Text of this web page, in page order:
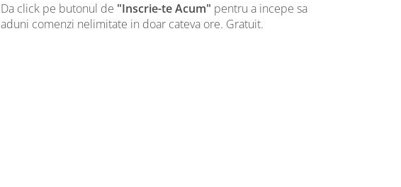
Da click pe butonul de "Inscrie-te Acum" pentru a incepe sa
aduni comenzi nelimitate in doar cateva ore. Gratuit.